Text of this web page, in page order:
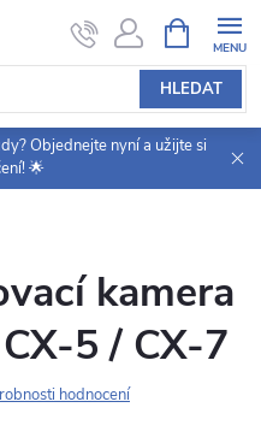
HLEDAT
NÁKUPNÍ
KOŠÍK
Objednejte nyní a užijte si
🌟
kamera
5 / CX-7
hodnocení